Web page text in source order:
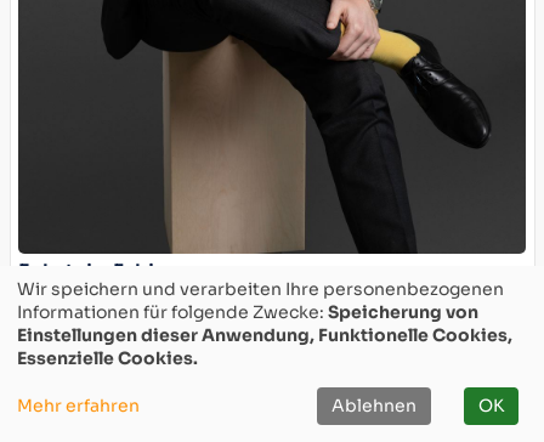
Eckstein, Fabian
Wir speichern und verarbeiten Ihre personenbezogenen
Informationen für folgende Zwecke: Speicherung von
Einstellungen dieser Anwendung, Funktionelle Cookies,
Essenzielle Cookies.
Mehr erfahren Ablehnen OK